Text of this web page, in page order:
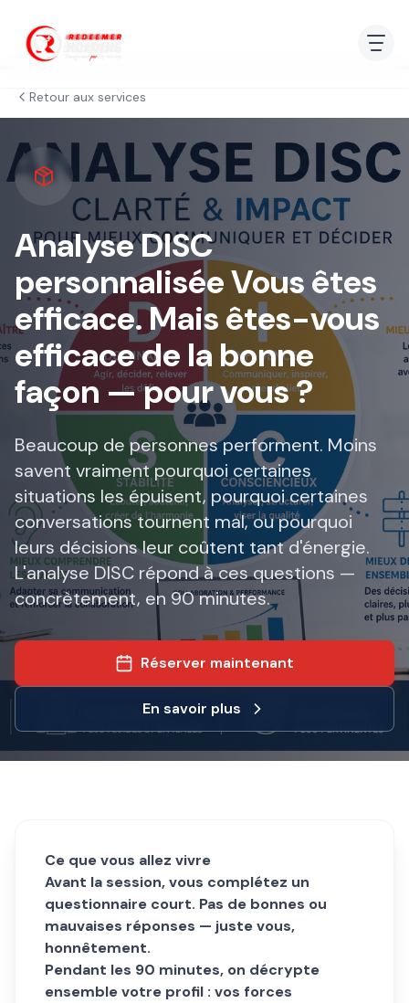
Retour aux services
Analyse DISC
personnalisée Vous êtes
efficace. Mais êtes-vous
efficace de la bonne
façon — pour vous ?
Beaucoup de personnes performent. Moins
savent vraiment pourquoi certaines
situations les épuisent, pourquoi certaines
conversations tournent mal, ou pourquoi
leurs décisions leur coûtent tant d'énergie.
L'analyse DISC répond à ces questions —
concrètement, en 90 minutes.
Réserver maintenant
En savoir plus
Ce que vous allez vivre
Avant la session, vous complétez un
questionnaire court. Pas de bonnes ou
mauvaises réponses — juste vous,
honnêtement.
Pendant les 90 minutes, on décrypte
ensemble votre profil : vos forces